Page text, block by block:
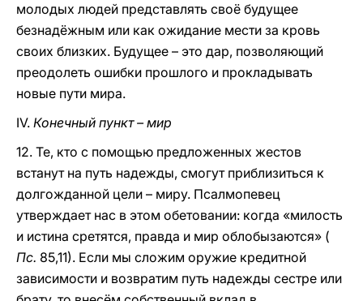
молодых людей представлять своё будущее
безнадёжным или как ожидание мести за кровь
своих близких. Будущее – это дар, позволяющий
преодолеть ошибки прошлого и прокладывать
новые пути мира.
IV. Конечный пункт – мир
12. Те, кто с помощью предложенных жестов
встанут на путь надежды, смогут приблизиться к
долгожданной цели – миру. Псалмопевец
утверждает нас в этом обетовании: когда «милость
и истина сретятся, правда и мир облобызаются» (
Пс. 85,11). Если мы сложим оружие кредитной
зависимости и возвратим путь надежды сестре или